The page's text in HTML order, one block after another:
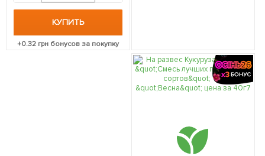
КУПИТЬ
+0.32 грн бонусов за покупку